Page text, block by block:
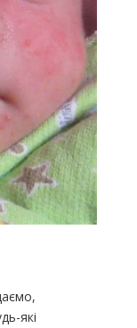
які